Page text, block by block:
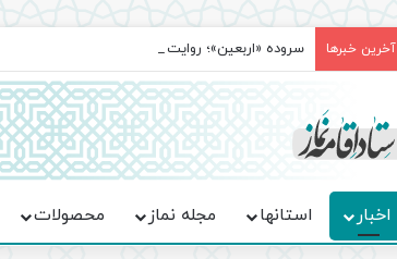
آخرین خبرها سروده‌ «اربعین»؛ روایت حماسه، استقامت و
اخبار استانها مجله نماز محصولات